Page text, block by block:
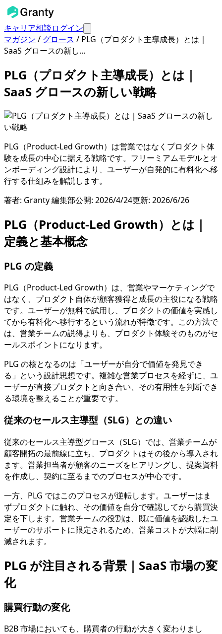
キャリア相談ログイン
マガジン / グロース / PLG（プロダクト主導成長）とは｜
SaaS グロースの新し…
PLG（プロダクト主導成長）とは｜
SaaS グロースの新しい戦略
PLG（Product-Led Growth）は営業ではなくプロダクト体
験を成長の中心に据える戦略です。フリーミアムモデルとオ
ンボーディング設計により、ユーザーが自発的に有料化へ移
行する仕組みを解説します。
著者: Granty 編集部公開: 2026/4/24更新: 2026/6/26
PLG（Product-Led Growth）とは｜
定義と基本概念
PLG の定義
PLG（Product-Led Growth）は、営業やマーケティングで
はなく、プロダクト自体が顧客獲得と成長の主役になる戦略
です。ユーザーが無料で試用し、プロダクトの価値を実感し
てから有料化へ移行するという流れが特徴です。この方法で
は、営業チームの説得よりも、プロダクト体験そのものがセ
ールスポイントになります。
PLG の核となるのは「ユーザーが自分で価値を発見でき
る」という設計思想です。複雑な営業プロセスを経ずに、ユ
ーザーが直接プロダクトと向き合い、その有用性を判断でき
る環境を整えることが重要です。
従来のセールス主導型（SLG）との違い
従来のセールス主導型グロース（SLG）では、営業チームが
顧客開拓の最前線に立ち、プロダクトはその後から導入され
ます。営業担当者が顧客のニーズをヒアリングし、提案資料
を作成し、契約に至るまでのプロセスが中心です。
一方、PLG ではこのプロセスが逆転します。ユーザーはま
ずプロダクトに触れ、その価値を自分で確認してから購買決
定を下します。営業チームの役割は、既に価値を認識したユ
ーザーのサポートに限定されるため、営業コストが大幅に削
減されます。
PLG が注目される背景｜SaaS 市場の変
化
購買行動の変化
B2B 市場においても、購買者の行動が大きく変わりまし